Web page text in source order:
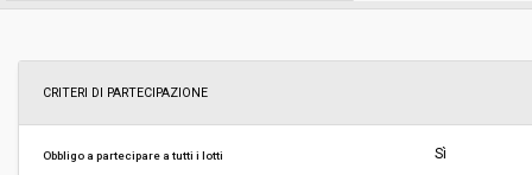
Data pubblicazione:
Svolgimento:
CRITERI DI PARTECIPAZIONE
Obbligo a partecipare a tutti i lotti Sì